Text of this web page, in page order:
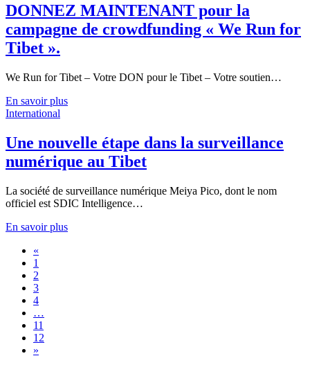
DONNEZ MAINTENANT pour la
campagne de crowdfunding « We Run for
Tibet ».
We Run for Tibet – Votre DON pour le Tibet – Votre soutien…
En savoir plus
International
Une nouvelle étape dans la surveillance
numérique au Tibet
La société de surveillance numérique Meiya Pico, dont le nom
officiel est SDIC Intelligence…
En savoir plus
«
1
2
3
4
…
11
12
»